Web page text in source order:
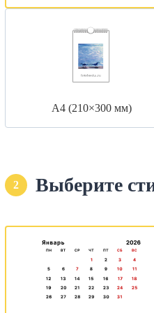
А4 (210×300 мм)
2 Выберите